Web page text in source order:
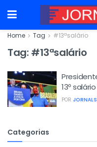
Home Tag #13ªsalário
Tag: #13ªsalário
13º
POR
Categorias